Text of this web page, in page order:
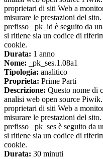
proprietari di siti Web a
misurare le prestazioni del
prefisso _pk_id è seguito da
si ritiene sia un codice di
cookie.
Durata: 1 anno
Nome: _pk_ses.1.08a1
Tipologia: analitico
Proprieta: Prime Parti
Descrizione: Questo nome di
analisi web open source
proprietari di siti Web a
misurare le prestazioni del
prefisso _pk_ses è seguito da
si ritiene sia un codice di
cookie.
Durata: 30 minuti